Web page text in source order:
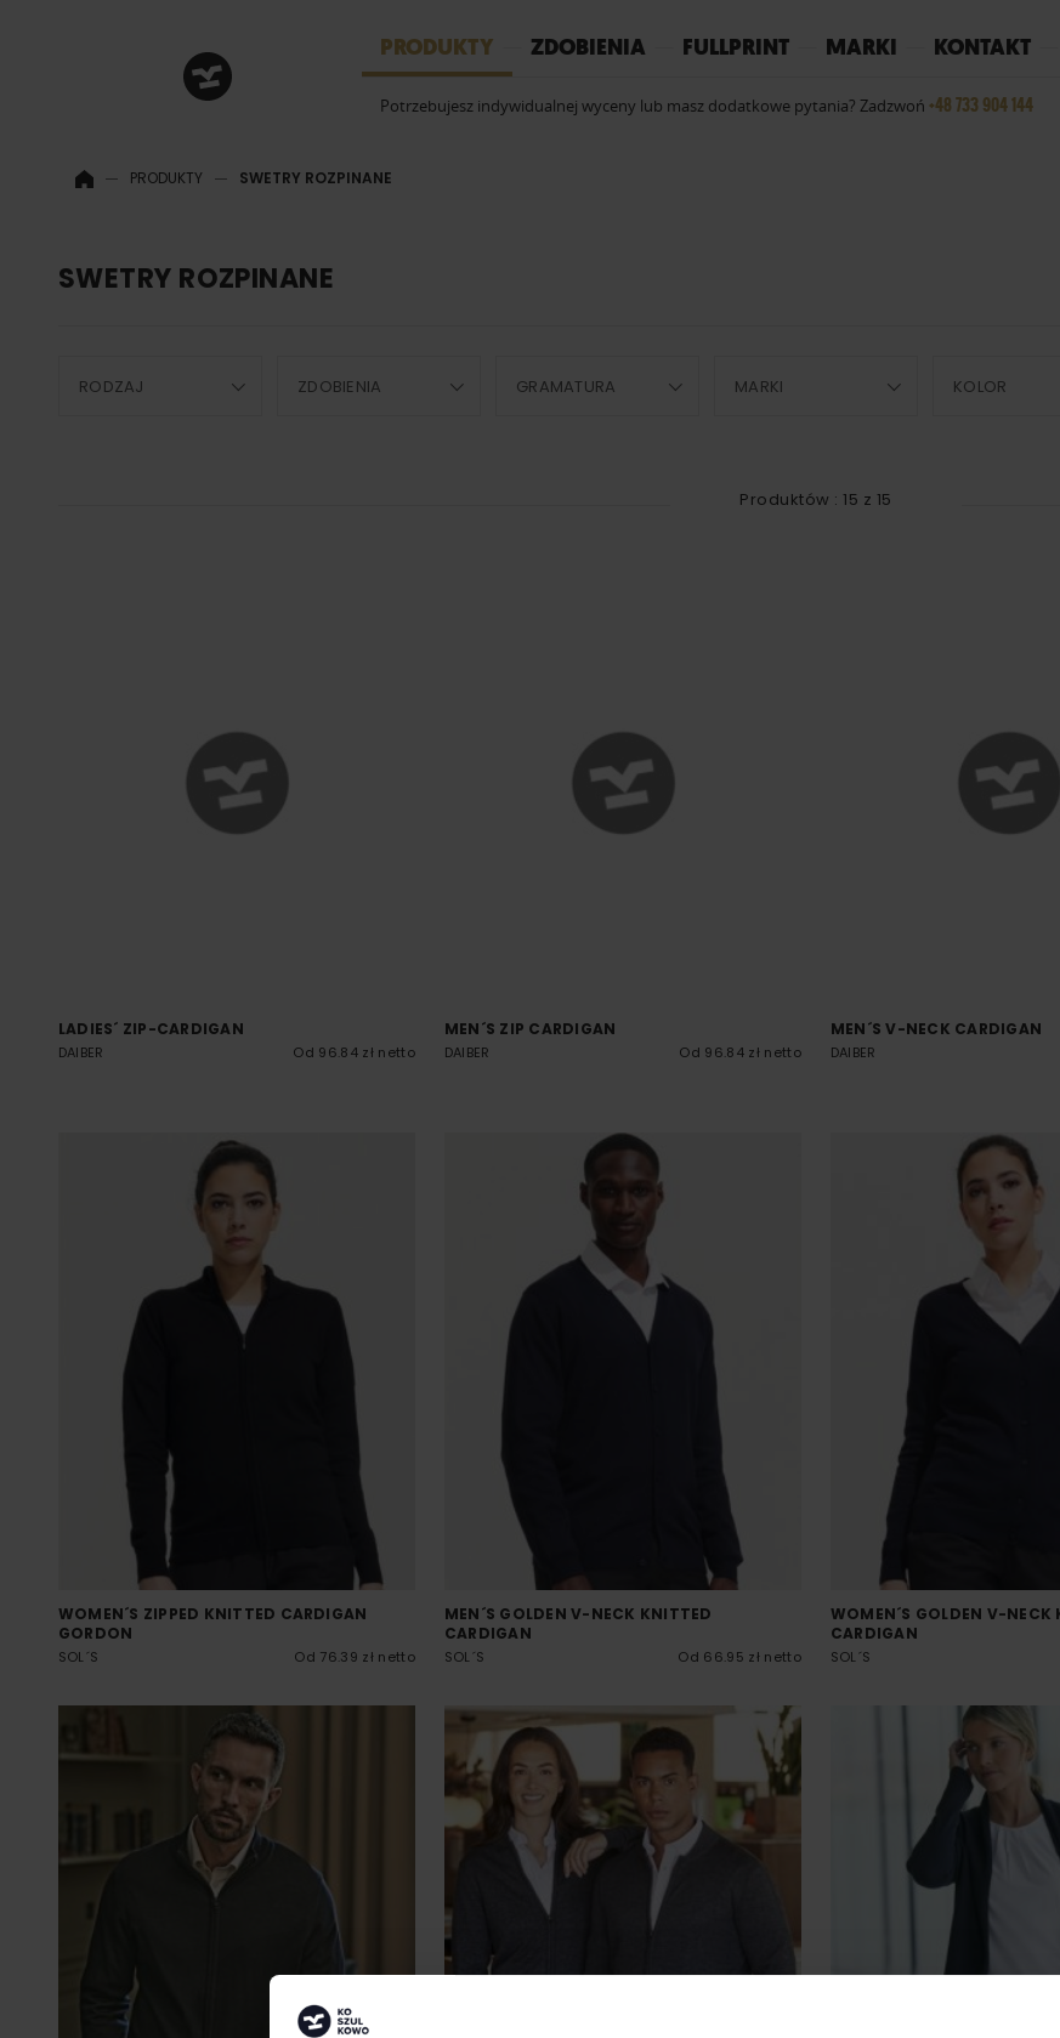
PRODUKTY ZDOBIENIA FULLPRINT MARKI KONTAKT
Potrzebujesz indywidualnej wyceny lub masz dodatkowe pytania? Zadzwoń +48 733 904 144
PRODUKTY SWETRY ROZPINANE
SWETRY ROZPINANE
RODZAJ ZDOBIENIA GRAMATURA MARKI KOLOR
Produktów : 15 z 15
LADIES´ ZIP-CARDIGAN
DAIBER Od 96.84 zł netto
MEN´S ZIP CARDIGAN
DAIBER Od 96.84 zł netto
MEN´S V-NECK CARDIGAN
DAIBER
WOMEN´S ZIPPED KNITTED CARDIGAN
GORDON
SOL´S Od 76.39 zł netto
MEN´S GOLDEN V-NECK KNITTED
CARDIGAN
SOL´S Od 66.95 zł netto
WOMEN´S GOLDEN V-NECK
CARDIGAN
SOL´S